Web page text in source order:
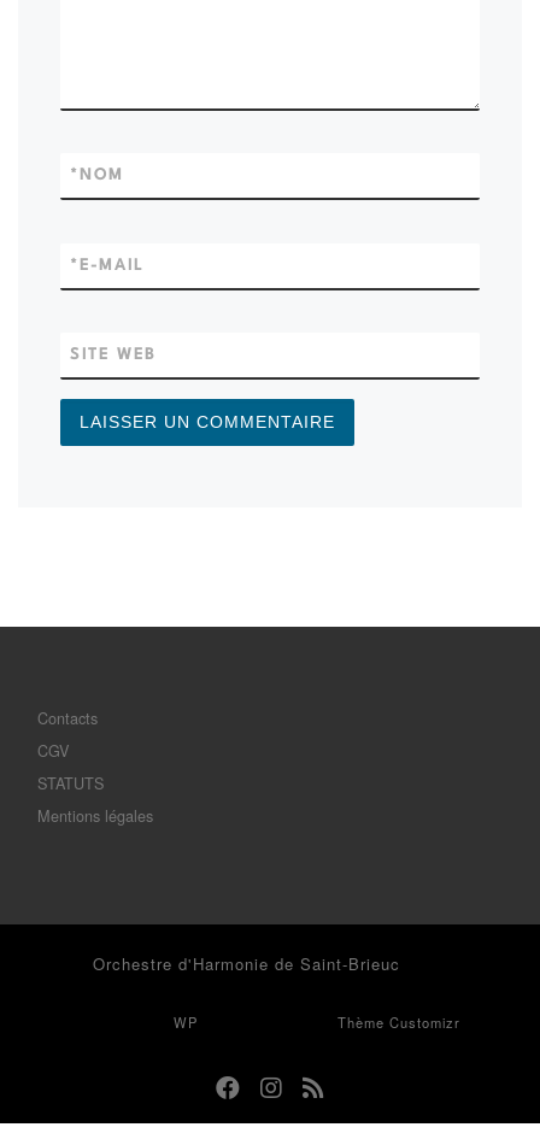
NOM
*
E-MAIL
*
SITE WEB
Contacts
CGV
STATUTS
Mentions légales
Orchestre d'Harmonie de Saint-Brieuc
WP Thème Customizr